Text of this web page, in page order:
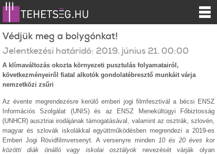
Védjük meg a bolygónkat!
Jelentkezési határidő: 2019. június 21. 00:00
A klímaváltozás okozta környezeti pusztulás folyamatairól,
következményeiről fiatal alkotók gondolatébresztő munkáit várja
nemzetközi zsűri
Az évente megrendezésre kerülő emberi jogi filmfesztivál a bécsi ENSZ
Információs Szolgálat (UNIS) és az ENSZ Menekültügyi Főbiztosság
(UNHCR) ausztriai irodájának támogatásával, valamint az osztrák, szlovén,
magyar és szlovák iskolákkal együttműködésben megrendezi a 2019-es
Emberi Jogi Rövidfilmversenyt. A versenyre minden 10 és 20 éves kor
közötti diák önálló vagy iskolai osztályoknevezését várják olyan